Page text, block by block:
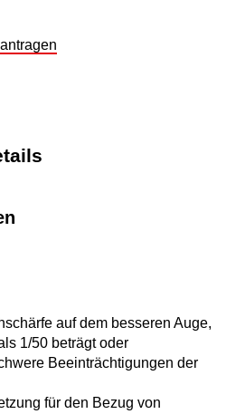
auf dem besseren Auge,
1/50 beträgt oder
Beeinträchtigungen der
für den Bezug von